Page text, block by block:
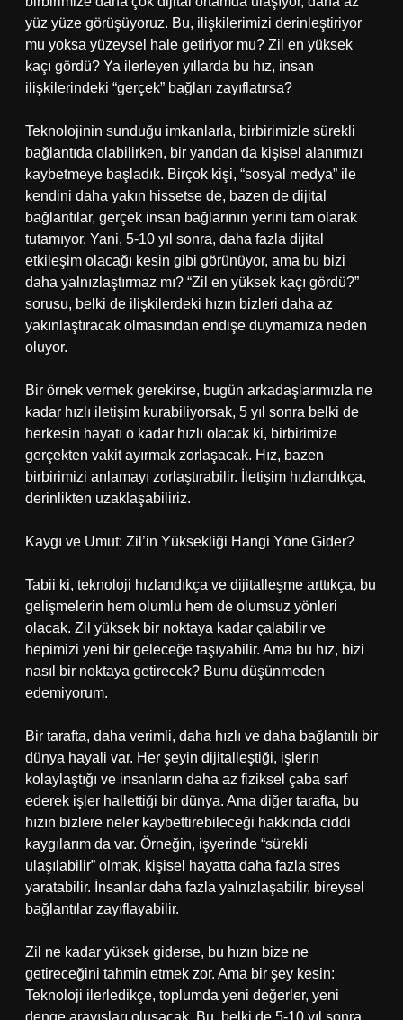
yüz yüze görüşüyoruz. Bu, ilişkilerimizi derinleştiriyor
mu yoksa yüzeysel hale getiriyor mu? Zil en yüksek
kaçı gördü? Ya ilerleyen yıllarda bu hız, insan
ilişkilerindeki “gerçek” bağları zayıflatırsa?
Teknolojinin sunduğu imkanlarla, birbirimizle sürekli
bağlantıda olabilirken, bir yandan da kişisel alanımızı
kaybetmeye başladık. Birçok kişi, “sosyal medya” ile
kendini daha yakın hissetse de, bazen de dijital
bağlantılar, gerçek insan bağlarının yerini tam olarak
tutamıyor. Yani, 5-10 yıl sonra, daha fazla dijital
etkileşim olacağı kesin gibi görünüyor, ama bu bizi
daha yalnızlaştırmaz mı? “Zil en yüksek kaçı gördü?”
sorusu, belki de ilişkilerdeki hızın bizleri daha az
yakınlaştıracak olmasından endişe duymamıza neden
oluyor.
Bir örnek vermek gerekirse, bugün arkadaşlarımızla ne
kadar hızlı iletişim kurabiliyorsak, 5 yıl sonra belki de
herkesin hayatı o kadar hızlı olacak ki, birbirimize
gerçekten vakit ayırmak zorlaşacak. Hız, bazen
birbirimizi anlamayı zorlaştırabilir. İletişim hızlandıkça,
derinlikten uzaklaşabiliriz.
Kaygı ve Umut: Zil’in Yüksekliği Hangi Yöne Gider?
Tabii ki, teknoloji hızlandıkça ve dijitalleşme arttıkça, bu
gelişmelerin hem olumlu hem de olumsuz yönleri
olacak. Zil yüksek bir noktaya kadar çalabilir ve
hepimizi yeni bir geleceğe taşıyabilir. Ama bu hız, bizi
nasıl bir noktaya getirecek? Bunu düşünmeden
edemiyorum.
Bir tarafta, daha verimli, daha hızlı ve daha bağlantılı bir
dünya hayali var. Her şeyin dijitalleştiği, işlerin
kolaylaştığı ve insanların daha az fiziksel çaba sarf
ederek işler hallettiği bir dünya. Ama diğer tarafta, bu
hızın bizlere neler kaybettirebileceği hakkında ciddi
kaygılarım da var. Örneğin, işyerinde “sürekli
ulaşılabilir” olmak, kişisel hayatta daha fazla stres
yaratabilir. İnsanlar daha fazla yalnızlaşabilir, bireysel
bağlantılar zayıflayabilir.
Zil ne kadar yüksek giderse, bu hızın bize ne
getireceğini tahmin etmek zor. Ama bir şey kesin:
Teknoloji ilerledikçe, toplumda yeni değerler, yeni
denge arayışları oluşacak. Bu, belki de 5-10 yıl sonra,